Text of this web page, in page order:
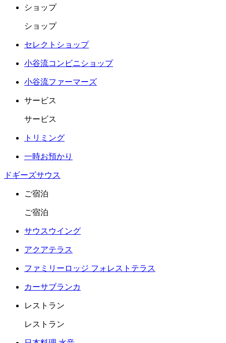
ショップ
ショップ
セレクトショップ
小谷流コンビニショップ
小谷流ファーマーズ
サービス
サービス
トリミング
一時お預かり
ドギーズサウス
ご宿泊
ご宿泊
サウスウイング
アクアテラス
ファミリーロッジ フォレストテラス
カーサブランカ
レストラン
レストラン